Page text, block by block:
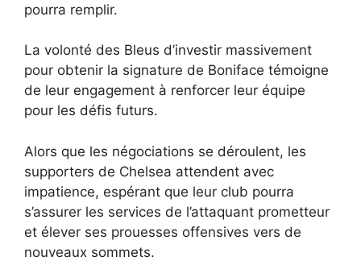
pourra remplir.
La volonté des Bleus d’investir massivement
pour obtenir la signature de Boniface témoigne
de leur engagement à renforcer leur équipe
pour les défis futurs.
Alors que les négociations se déroulent, les
supporters de Chelsea attendent avec
impatience, espérant que leur club pourra
s’assurer les services de l’attaquant prometteur
et élever ses prouesses offensives vers de
nouveaux sommets.